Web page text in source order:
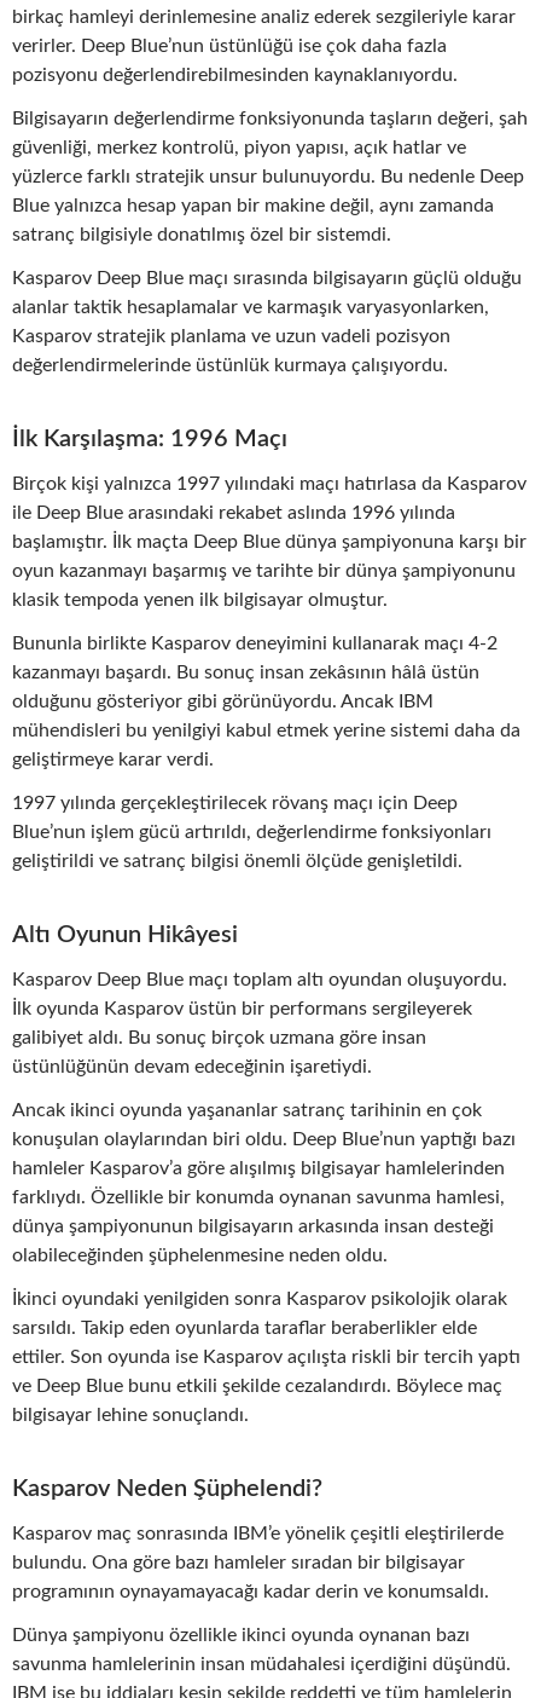
birkaç hamleyi derinlemesine analiz ederek sezgileriyle karar
verirler. Deep Blue’nun üstünlüğü ise çok daha fazla
pozisyonu değerlendirebilmesinden kaynaklanıyordu.
Bilgisayarın değerlendirme fonksiyonunda taşların değeri, şah
güvenliği, merkez kontrolü, piyon yapısı, açık hatlar ve
yüzlerce farklı stratejik unsur bulunuyordu. Bu nedenle Deep
Blue yalnızca hesap yapan bir makine değil, aynı zamanda
satranç bilgisiyle donatılmış özel bir sistemdi.
Kasparov Deep Blue maçı sırasında bilgisayarın güçlü olduğu
alanlar taktik hesaplamalar ve karmaşık varyasyonlarken,
Kasparov stratejik planlama ve uzun vadeli pozisyon
değerlendirmelerinde üstünlük kurmaya çalışıyordu.
İlk Karşılaşma: 1996 Maçı
Birçok kişi yalnızca 1997 yılındaki maçı hatırlasa da Kasparov
ile Deep Blue arasındaki rekabet aslında 1996 yılında
başlamıştır. İlk maçta Deep Blue dünya şampiyonuna karşı bir
oyun kazanmayı başarmış ve tarihte bir dünya şampiyonunu
klasik tempoda yenen ilk bilgisayar olmuştur.
Bununla birlikte Kasparov deneyimini kullanarak maçı 4-2
kazanmayı başardı. Bu sonuç insan zekâsının hâlâ üstün
olduğunu gösteriyor gibi görünüyordu. Ancak IBM
mühendisleri bu yenilgiyi kabul etmek yerine sistemi daha da
geliştirmeye karar verdi.
1997 yılında gerçekleştirilecek rövanş maçı için Deep
Blue’nun işlem gücü artırıldı, değerlendirme fonksiyonları
geliştirildi ve satranç bilgisi önemli ölçüde genişletildi.
Altı Oyunun Hikâyesi
Kasparov Deep Blue maçı toplam altı oyundan oluşuyordu.
İlk oyunda Kasparov üstün bir performans sergileyerek
galibiyet aldı. Bu sonuç birçok uzmana göre insan
üstünlüğünün devam edeceğinin işaretiydi.
Ancak ikinci oyunda yaşananlar satranç tarihinin en çok
konuşulan olaylarından biri oldu. Deep Blue’nun yaptığı bazı
hamleler Kasparov’a göre alışılmış bilgisayar hamlelerinden
farklıydı. Özellikle bir konumda oynanan savunma hamlesi,
dünya şampiyonunun bilgisayarın arkasında insan desteği
olabileceğinden şüphelenmesine neden oldu.
İkinci oyundaki yenilgiden sonra Kasparov psikolojik olarak
sarsıldı. Takip eden oyunlarda taraflar beraberlikler elde
ettiler. Son oyunda ise Kasparov açılışta riskli bir tercih yaptı
ve Deep Blue bunu etkili şekilde cezalandırdı. Böylece maç
bilgisayar lehine sonuçlandı.
Kasparov Neden Şüphelendi?
Kasparov maç sonrasında IBM’e yönelik çeşitli eleştirilerde
bulundu. Ona göre bazı hamleler sıradan bir bilgisayar
programının oynayamayacağı kadar derin ve konumsaldı.
Dünya şampiyonu özellikle ikinci oyunda oynanan bazı
savunma hamlelerinin insan müdahalesi içerdiğini düşündü.
IBM ise bu iddiaları kesin şekilde reddetti ve tüm hamlelerin